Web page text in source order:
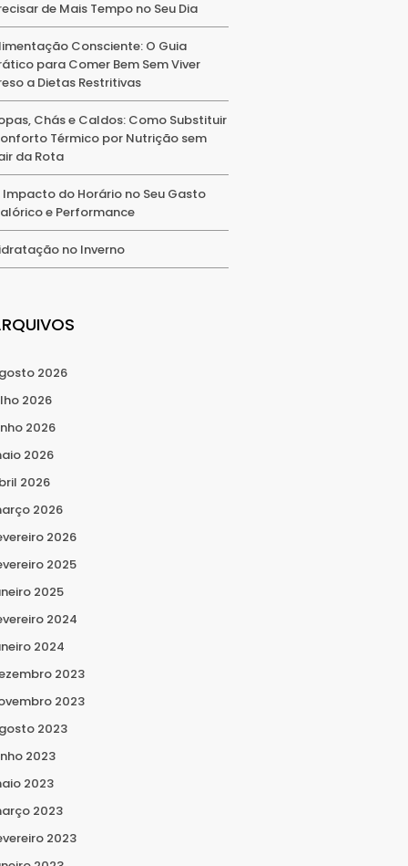
de Mais Tempo no Seu Dia
Consciente: O Guia
para Comer Bem Sem Viver
a Dietas Restritivas
Chás e Caldos: Como Substituir
Térmico por Nutrição sem
da Rota
Impacto do Horário no Seu Gasto
e Performance
no Inverno
2026
2026
2026
2026
2026
2026
2026
2025
2025
2024
2024
2023
2023
2023
2023
2023
2023
2023